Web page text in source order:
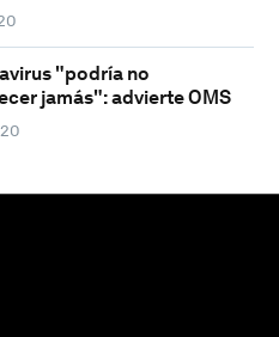
"podría no
jamás": advierte OMS